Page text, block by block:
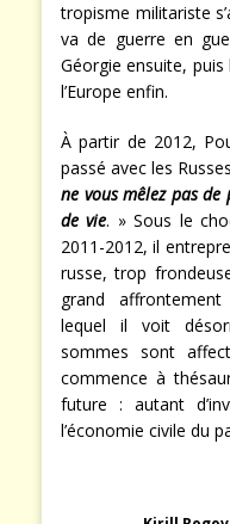
tropisme militariste
va de guerre en
Géorgie ensuite, puis
l’Europe enfin.
À partir de 2012,
passé avec les
ne vous mêlez pas
de vie. » Sous le
2011-2012, il
russe, trop
grand
lequel il voit
sommes sont
commence à
future : autant
l’économie civile du